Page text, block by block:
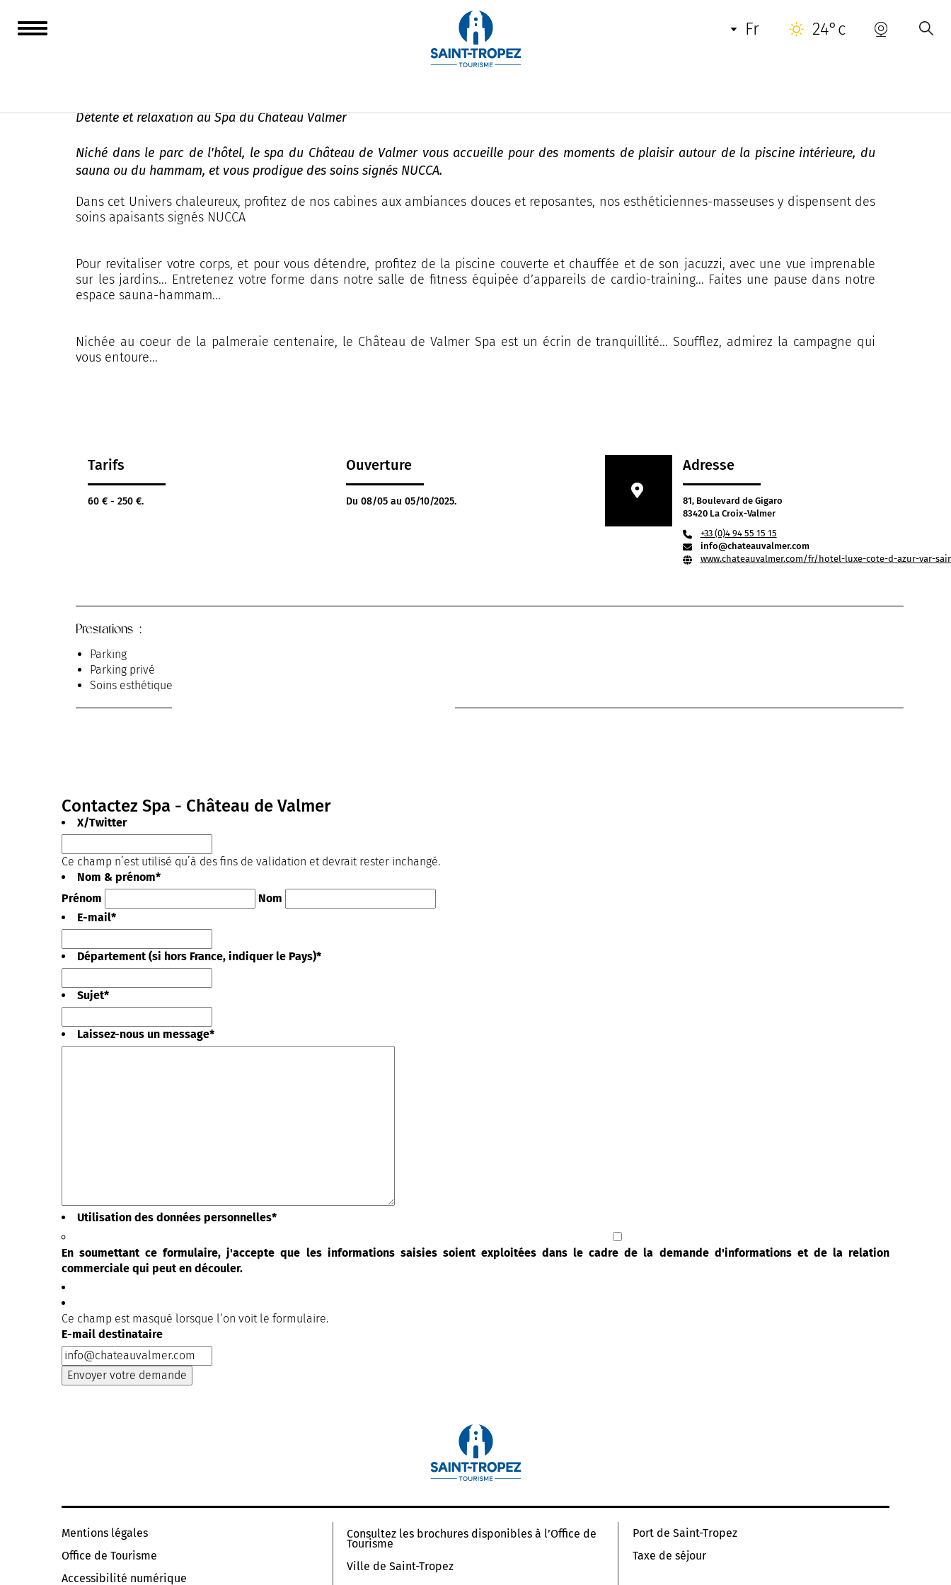
fr 24°c
Détente et relaxation au Spa du Château Valmer
Niché dans le parc de l'hôtel, le spa du Château de Valmer vous accueille pour des moments de plaisir autour de la piscine intérieure, du
sauna ou du hammam, et vous prodigue des soins signés NUCCA.
Dans cet Univers chaleureux, profitez de nos cabines aux ambiances douces et reposantes, nos esthéticiennes-masseuses y dispensent des
soins apaisants signés NUCCA
Pour revitaliser votre corps, et pour vous détendre, profitez de la piscine couverte et chauffée et de son jacuzzi, avec une vue imprenable
sur les jardins... Entretenez votre forme dans notre salle de fitness équipée d’appareils de cardio-training... Faites une pause dans notre
espace sauna-hammam...
Nichée au coeur de la palmeraie centenaire, le Château de Valmer Spa est un écrin de tranquillité... Soufflez, admirez la campagne qui
vous entoure...
Tarifs
60 € - 250 €.
Ouverture
Du 08/05 au 05/10/2025.
Adresse
81, Boulevard de Gigaro
83420 La Croix-Valmer
+33 (0)4 94 55 15 15
info@chateauvalmer.com
www.chateauvalmer.com/fr/hotel-luxe-cote-d-azur-var-
Prestations :
Parking
Parking privé
Soins esthétiques
Contactez Spa - Château de Valmer
X/Twitter
Ce champ n’est utilisé qu’à des fins de validation et devrait rester inchangé.
Nom & prénom*
Prénom
Nom
E-mail*
Département (si hors France, indiquer le Pays)*
Sujet*
Laissez-nous un message*
Utilisation des données personnelles*
En soumettant ce formulaire, j'accepte que les informations saisies soient exploitées dans le cadre de la demande d'informations et de la relation
commerciale qui peut en découler.
Ce champ est masqué lorsque l‘on voit le formulaire.
E-mail destinataire
Mentions légales
Office de Tourisme
Accessibilité numérique
Consultez les brochures disponibles à l’Office de
Tourisme
Ville de Saint-Tropez
Port de Saint-Tropez
Taxe de séjour